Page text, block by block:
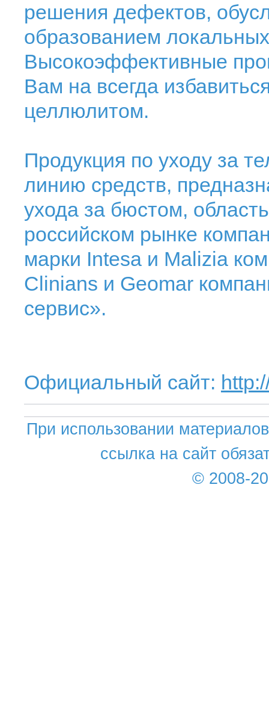
решения дефектов,
образованием
Высокоэффективные
Вам на всегда
целлюлитом.
Продукция по уходу за
линию средств,
ухода за бюстом,
российском рынке
марки Intesa и Malizia
Clinians и Geomar
сервис».
Официальный сайт:
При использовании
ссылка на сайт
© 2008-